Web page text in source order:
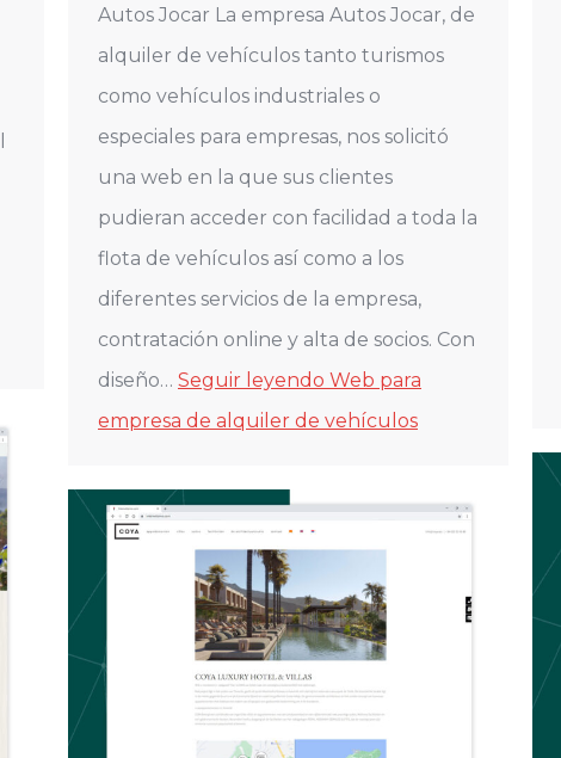
Autos Jocar La empresa Autos Jocar, de
alquiler de vehículos tanto turismos
como vehículos industriales o
especiales para empresas, nos solicitó
una web en la que sus clientes
pudieran acceder con facilidad a toda la
flota de vehículos así como a los
diferentes servicios de la empresa,
contratación online y alta de socios. Con
diseño… Seguir leyendo Web para
empresa de alquiler de vehículos